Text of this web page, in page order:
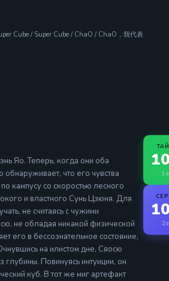
Cube / Super Cube / ChaO / ChaO，我代表
Яо. Теперь, когда они оба
что его чувства
кампусу со скоростью лесного
и властного Сунь Цзюня. Для
не считаясь с чужими
не обладая никакой физической
его в бессознательное состояние,
на илистом дне, Сяосю
глубины. Повинуясь интуиции, он
куб. В тот же миг артефакт
1
2